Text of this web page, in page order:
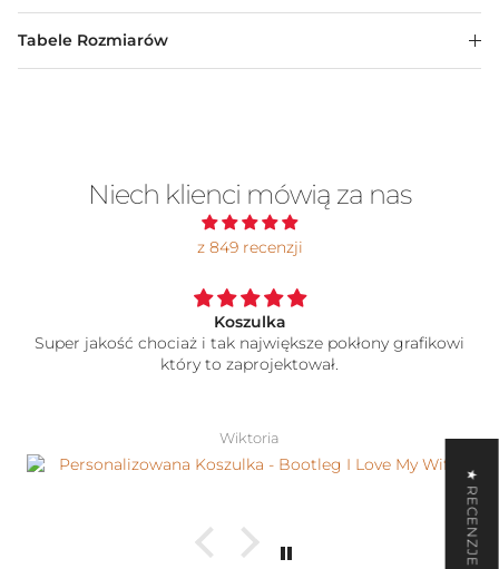
Tabele Rozmiarów
Niech klienci mówią za nas
z 849 recenzji
Koszulka
Super jakość chociaż i tak największe pokłony grafikowi
który to zaprojektował.
Wiktoria
★ RECENZJE